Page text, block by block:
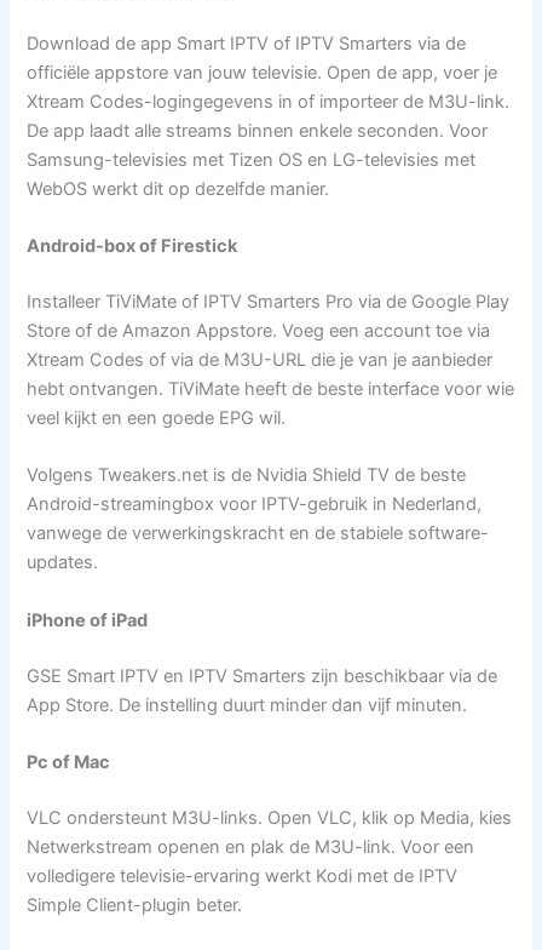
Download de app Smart IPTV of IPTV Smarters via de
officiële appstore van jouw televisie. Open de app, voer je
Xtream Codes-logingegevens in of importeer de M3U-link.
De app laadt alle streams binnen enkele seconden. Voor
Samsung-televisies met Tizen OS en LG-televisies met
WebOS werkt dit op dezelfde manier.
Android-box of Firestick
Installeer TiViMate of IPTV Smarters Pro via de Google Play
Store of de Amazon Appstore. Voeg een account toe via
Xtream Codes of via de M3U-URL die je van je aanbieder
hebt ontvangen. TiViMate heeft de beste interface voor wie
veel kijkt en een goede EPG wil.
Volgens Tweakers.net is de Nvidia Shield TV de beste
Android-streamingbox voor IPTV-gebruik in Nederland,
vanwege de verwerkingskracht en de stabiele software-
updates.
iPhone of iPad
GSE Smart IPTV en IPTV Smarters zijn beschikbaar via de
App Store. De instelling duurt minder dan vijf minuten.
Pc of Mac
VLC ondersteunt M3U-links. Open VLC, klik op Media, kies
Netwerkstream openen en plak de M3U-link. Voor een
volledigere televisie-ervaring werkt Kodi met de IPTV
Simple Client-plugin beter.